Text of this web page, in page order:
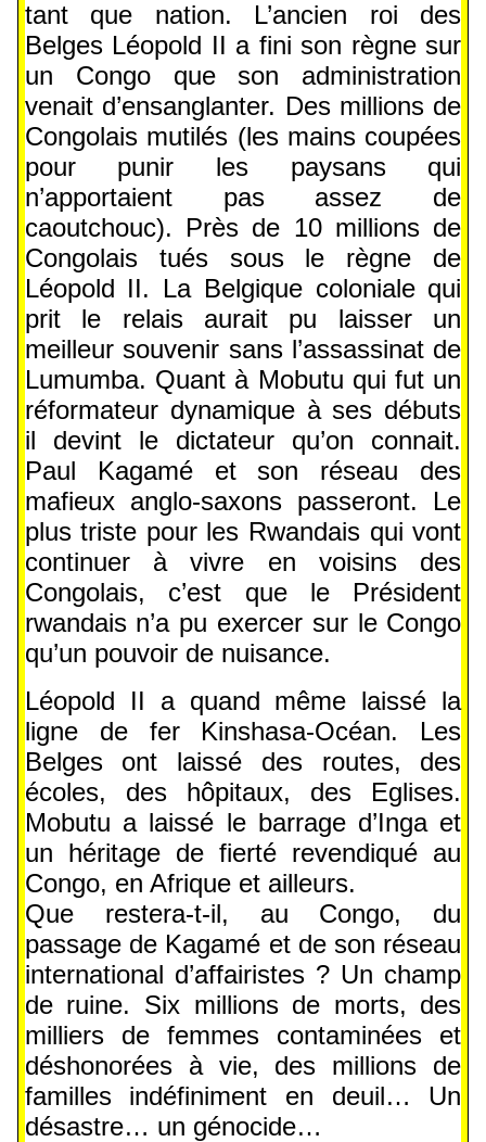
tant que nation. L’ancien roi des
Belges Léopold II a fini son règne sur
un Congo que son administration
venait d’ensanglanter. Des millions de
Congolais mutilés (les mains coupées
pour punir les paysans qui
n’apportaient pas assez de
caoutchouc). Près de 10 millions de
Congolais tués sous le règne de
Léopold II. La Belgique coloniale qui
prit le relais aurait pu laisser un
meilleur souvenir sans l’assassinat de
Lumumba. Quant à Mobutu qui fut un
réformateur dynamique à ses débuts
il devint le dictateur qu’on connait.
Paul Kagamé et son réseau des
mafieux anglo-saxons passeront. Le
plus triste pour les Rwandais qui vont
continuer à vivre en voisins des
Congolais, c’est que le Président
rwandais n’a pu exercer sur le Congo
qu’un pouvoir de nuisance.
Léopold II a quand même laissé la
ligne de fer Kinshasa-Océan. Les
Belges ont laissé des routes, des
écoles, des hôpitaux, des Eglises.
Mobutu a laissé le barrage d’Inga et
un héritage de fierté revendiqué au
Congo, en Afrique et ailleurs.
Que restera-t-il, au Congo, du
passage de Kagamé et de son réseau
international d’affairistes ? Un champ
de ruine. Six millions de morts, des
milliers de femmes contaminées et
déshonorées à vie, des millions de
familles indéfiniment en deuil… Un
désastre… un génocide…